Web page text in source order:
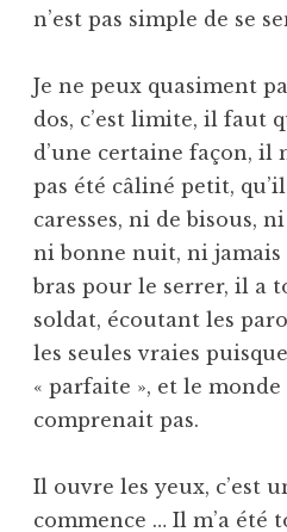
n’est pas simple de se
Je ne peux quasiment
dos, c’est limite, il faut
d’une certaine façon, il
pas été câliné petit,
caresses, ni de bisous,
ni bonne nuit, ni jamais
bras pour le serrer, il a
soldat, écoutant les
les seules vraies
« parfaite », et le
comprenait pas.
Il ouvre les yeux, c’est
commence … Il m’a été